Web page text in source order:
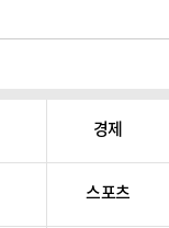
경제
스포츠